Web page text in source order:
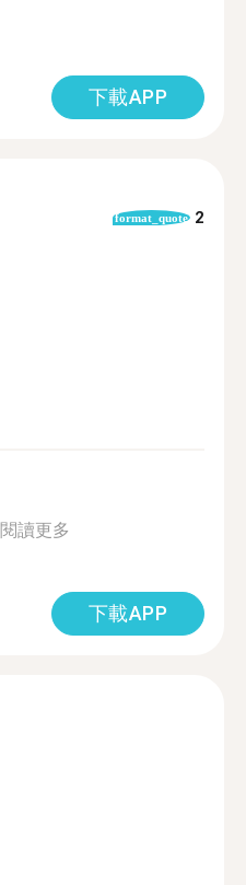
下載APP
format_quote 2
閱讀更多
下載APP